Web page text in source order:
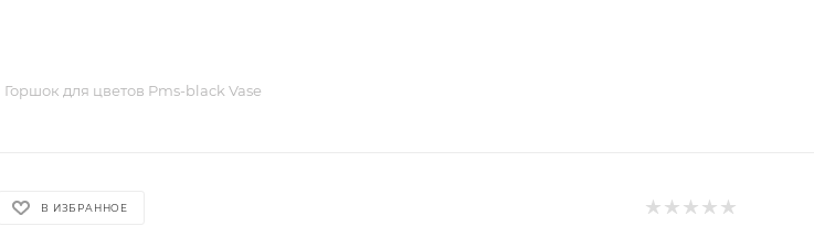
Горшок для цветов Pms-black Vase
В ИЗБРАННОЕ